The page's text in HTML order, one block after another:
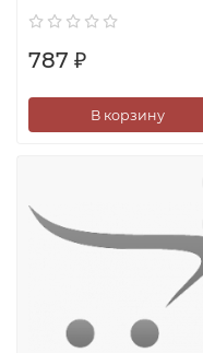
787 ₽
В корзину